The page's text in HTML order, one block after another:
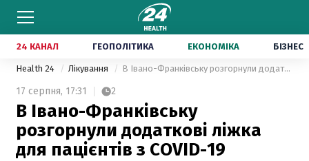
24 КАНАЛ ГЕОПОЛІТИКА ЕКОНОМІКА БІЗНЕС
Health 24 Лікування В Івано-Франківську розгорнули додаткові ліжка для пацієнтів з COVID-19
17 серпня, 17:31 2
В Івано-Франківську
розгорнули додаткові ліжка
для пацієнтів з COVID-19